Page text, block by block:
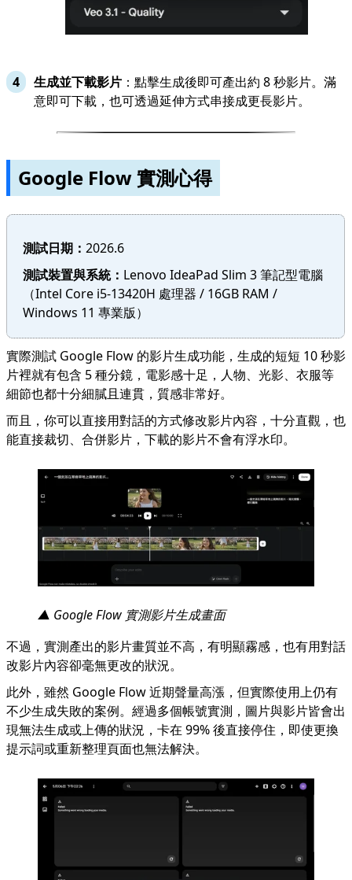
生成並下載影片 ：點擊生成後即可產出約 8 秒影片。滿
意即可下載，也可透過延伸方式串接成更長影片。
Google Flow 實測心得
測試日期： 2026.6
測試裝置與系統： Lenovo IdeaPad Slim 3 筆記型電腦
（Intel Core i5-13420H 處理器 / 16GB RAM /
Windows 11 專業版）
實際測試 Google Flow 的影片生成功能，生成的短短 10 秒影
片裡就有包含 5 種分鏡，電影感十足，人物、光影、衣服等
細節也都十分細膩且連貫，質感非常好。
而且，你可以直接用對話的方式修改影片內容，十分直觀，也
能直接裁切、合併影片，下載的影片不會有浮水印。
▲ Google Flow 實測影片生成畫面
不過，實測產出的影片畫質並不高，有明顯霧感，也有用對話
改影片內容卻毫無更改的狀況。
此外，雖然 Google Flow 近期聲量高漲，但實際使用上仍有
不少生成失敗的案例。經過多個帳號實測，圖片與影片皆會出
現無法生成或上傳的狀況，卡在 99% 後直接停住，即使更換
提示詞或重新整理頁面也無法解決。